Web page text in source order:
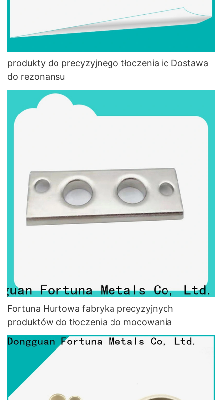
produkty do precyzyjnego tłoczenia ic Dostawa
do rezonansu
Fortuna Hurtowa fabryka precyzyjnych
produktów do tłoczenia do mocowania